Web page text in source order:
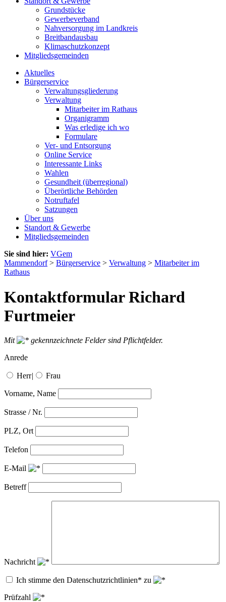
Grundstücke
Gewerbeverband
Nahversorgung im Landkreis
Breitbandausbau
Klimaschutzkonzept
Mitgliedsgemeinden
Aktuelles
Bürgerservice
Verwaltungsgliederung
Verwaltung
Mitarbeiter im Rathaus
Organigramm
Was erledige ich wo
Formulare
Ver- und Entsorgung
Online Service
Interessante Links
Wahlen
Gesundheit (überregional)
Überörtliche Behörden
Notruftafel
Satzungen
Über uns
Standort & Gewerbe
Mitgliedsgemeinden
Sie sind hier: VGem
Mammendorf> Bürgerservice > Verwaltung > Mitarbeiter im
Rathaus
Kontaktformular Richard
Furtmeier
Mit
gekennzeichnete Felder sind Pflichtfelder.
Anrede
Herr| Frau
Vorname, Name
Strasse / Nr.
PLZ, Ort
Telefon
E-Mail
Betreff
Nachricht
Ich stimme den Datenschutzrichtlinien* zu
Prüfzahl